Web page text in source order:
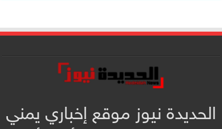
الحديدة نيوز موقع إخباري يمني